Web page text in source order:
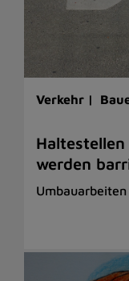
Verkehr |
werden
Umbauarbeiten